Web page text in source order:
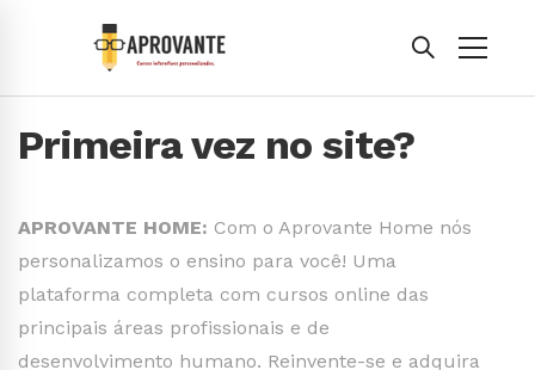
Primeira vez no site?
APROVANTE HOME: Com o Aprovante Home nós
personalizamos o ensino para você! Uma
plataforma completa com cursos online das
principais áreas profissionais e de
desenvolvimento humano. Reinvente-se e adquira